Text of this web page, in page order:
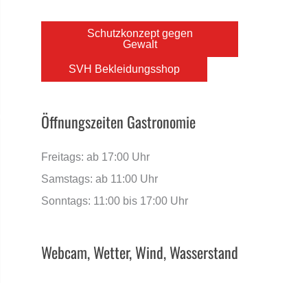
Schutzkonzept gegen
Gewalt
SVH Bekleidungsshop
Öffnungszeiten Gastronomie
Freitags: ab 17:00 Uhr
Samstags: ab 11:00 Uhr
Sonntags: 11:00 bis 17:00 Uhr
Webcam, Wetter, Wind, Wasserstand